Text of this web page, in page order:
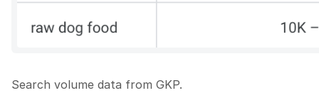
Search volume data from GKP.